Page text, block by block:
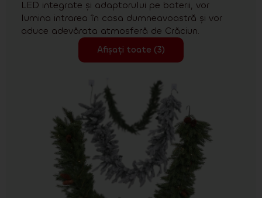
LED integrate și adaptorului pe baterii, vor
lumina intrarea în casa dumneavoastră și vor
aduce adevărata atmosferă de Crăciun.
Afișați toate (3)